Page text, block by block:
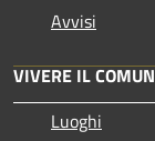
Avvisi
VIVERE IL
Luoghi